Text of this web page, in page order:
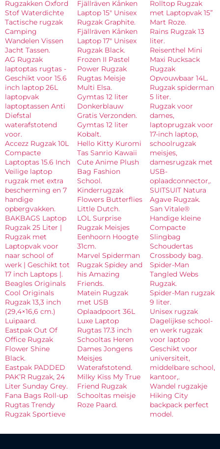
Rugzakken Oxford
Stof Waterdichte
Tactische rugzak
Camping
Wandelen Vissen
Jacht Tassen.
AG Rugzak
laptoptas rugtas -
Geschikt voor 15.6
inch laptop 26L
laptopvak
laptoptassen Anti
Diefstal
waterafstotend
voor.
Accezz Rugzak 10L
Compacte
Laptoptas 15.6 Inch
Veilige laptop
rugzak met extra
bescherming en 7
handige
opbergvakken.
BAKBAGS Laptop
Rugzak 25 Liter |
Rugzak met
Laptopvak voor
naar school of
werk | Geschikt tot
17 inch Laptops |.
Beagles Originals
Cool Originals
Rugzak 13,3 inch
(29,4×16,6 cm.)
Luipaard.
Eastpak Out Of
Office Rugzak
Flower Shine
Black.
Eastpak PADDED
PAK’R Rugzak, 24
Liter Sunday Grey.
Fana Bags Roll-up
Rugtas Trendy
Rugzak Sportieve
Fjällräven Kånken
Laptop 15″ Unisex
Rugzak Graphite.
Fjällräven Kånken
Laptop 17″ Unisex
Rugzak Black.
Frozen II Pastel
Power Rugzak
Rugtas Meisje
Multi Elsa.
Gymtas 12 liter
Donkerblauw
Gratis Verzonden.
Gymtas 12 liter
Kobalt.
Hello Kitty Kuromi
Tas Sanrio Kawaii
Cute Anime Plush
Bag Fashion
School.
Kinderrugzak
Flowers Butterflies
Little Dutch.
LOL Surprise
Rugzak Meisjes
Eenhoorn Hoogte
31cm.
Marvel Spiderman
Rugzak Spidey and
his Amazing
Friends.
Matein Rugzak
met USB
Oplaadpoort 36L
Luxe Laptop
Rugtas 17.3 inch
Schooltas Heren
Dames Jongens
Meisjes
Waterafstotend.
Milky Kiss My True
Friend Rugzak
Schooltas meisje
Roze Paard.
Rolltop Rugzak
met Laptopvak 15”
Mart Roze.
Rains Rugzak 13
liter.
Reisenthel Mini
Maxi Rucksack
Rugzak
Opvouwbaar 14L.
Rugzak spiderman
5 liter.
Rugzak voor
dames,
laptoprugzak voor
17-inch laptop,
schoolrugzak
meisjes,
damesrugzak met
USB-
oplaadconnector,.
SUITSUIT Natura
Agave Rugzak.
San Vitale®
Handige kleine
Compacte
Slingbag
Schoudertas
Crossbody bag.
Spider-Man
Tangled Webs
Rugzak.
Spider-Man rugzak
9 liter.
Unisex rugzak
Dagelijkse school-
en werk rugzak
voor laptop
Geschikt voor
universiteit,
middelbare school,
kantoor,.
Wandel rugzakje
Hiking City
backpack perfect
model.